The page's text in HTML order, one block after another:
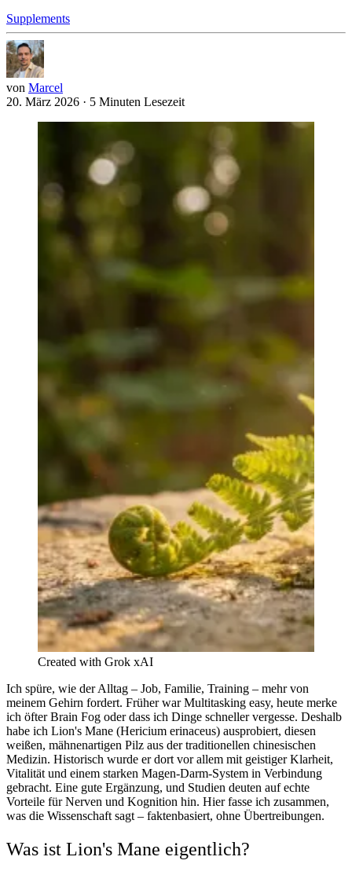
Supplements
von Marcel
20. März 2026 · 5 Minuten Lesezeit
Created with Grok xAI
Ich spüre, wie der Alltag – Job, Familie, Training – mehr von
meinem Gehirn fordert. Früher war Multitasking easy, heute merke
ich öfter Brain Fog oder dass ich Dinge schneller vergesse. Deshalb
habe ich Lion's Mane (Hericium erinaceus) ausprobiert, diesen
weißen, mähnenartigen Pilz aus der traditionellen chinesischen
Medizin. Historisch wurde er dort vor allem mit geistiger Klarheit,
Vitalität und einem starken Magen-Darm-System in Verbindung
gebracht. Eine gute Ergänzung, und Studien deuten auf echte
Vorteile für Nerven und Kognition hin. Hier fasse ich zusammen,
was die Wissenschaft sagt – faktenbasiert, ohne Übertreibungen.
Was ist Lion's Mane eigentlich?